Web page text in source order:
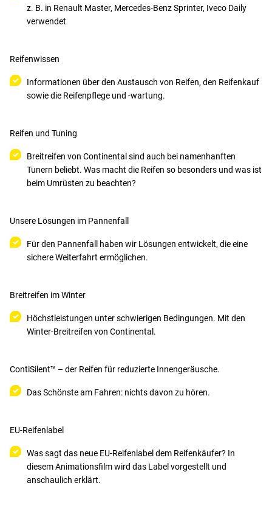
z. B. in Renault Master, Mercedes-Benz Sprinter, Iveco Daily
verwendet
Reifenwissen
Informationen über den Austausch von Reifen, den Reifenkauf
sowie die Reifenpflege und -wartung.
Reifen und Tuning
Breitreifen von Continental sind auch bei namenhanften
Tunern beliebt. Was macht die Reifen so besonders und was ist
beim Umrüsten zu beachten?
Unsere Lösungen im Pannenfall
Für den Pannenfall haben wir Lösungen entwickelt, die eine
sichere Weiterfahrt ermöglichen.
Breitreifen im Winter
Höchstleistungen unter schwierigen Bedingungen. Mit den
Winter-Breitreifen von Continental.
ContiSilent™ – der Reifen für reduzierte Innengeräusche.
Das Schönste am Fahren: nichts davon zu hören.
EU-Reifenlabel
Was sagt das neue EU-Reifenlabel dem Reifenkäufer? In
diesem Animationsfilm wird das Label vorgestellt und
anschaulich erklärt.